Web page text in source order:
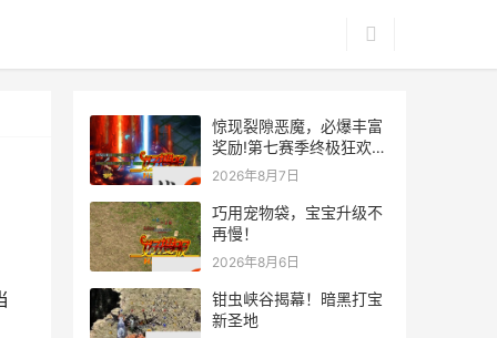
惊现裂隙恶魔，必爆丰富
奖励!第七赛季终极狂欢来
袭
2026年8月7日
巧用宠物袋，宝宝升级不
再慢！
2026年8月6日
钳虫峡谷揭幕！暗黑打宝
新圣地